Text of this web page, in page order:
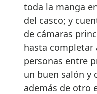
toda la manga
del casco; y
de cámaras
hasta completar
personas entre
un buen salón y
además de otro